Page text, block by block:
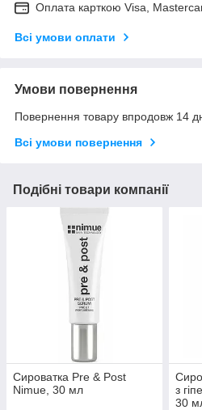
Оплата карткою Visa,
Всі умови оплати
Умови повернення
Повернення товару впродовж 14
Всі умови повернення
Подібні товари компанії
Сироватка Pre & Post
Nimue, 30 мл
з
30